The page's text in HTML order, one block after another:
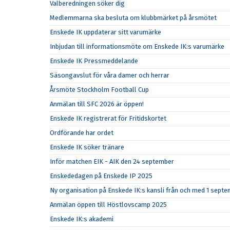
Valberedningen söker dig
Medlemmarna ska besluta om klubbmärket på årsmötet
Enskede IK uppdaterar sitt varumärke
Inbjudan till informationsmöte om Enskede IK:s varumärke
Enskede IK Pressmeddelande
Säsongavslut för våra damer och herrar
Årsmöte Stockholm Football Cup
Anmälan till SFC 2026 är öppen!
Enskede IK registrerat för Fritidskortet
Ordförande har ordet
Enskede IK söker tränare
Inför matchen EIK - AIK den 24 september
Enskededagen på Enskede IP 2025
Ny organisation på Enskede IK:s kansli från och med 1
Anmälan öppen till Höstlovscamp 2025
Enskede IK:s akademi